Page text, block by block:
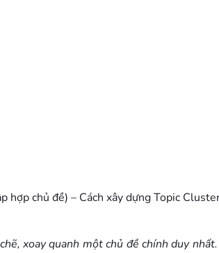
hợp chủ đề) – Cách xây dựng Topic
xoay quanh một chủ đề chính duy